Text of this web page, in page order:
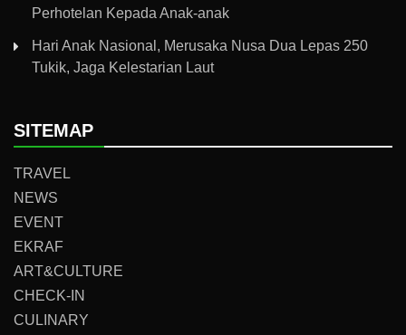
Perhotelan Kepada Anak-anak
Hari Anak Nasional, Merusaka Nusa Dua Lepas 250
Tukik, Jaga Kelestarian Laut
SITEMAP
TRAVEL
NEWS
EVENT
EKRAF
ART&CULTURE
CHECK-IN
CULINARY